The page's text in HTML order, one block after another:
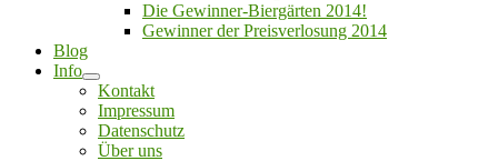
Die Gewinner-Biergärten 2014!
Gewinner der Preisverlosung 2014
Blog
Info
Kontakt
Impressum
Datenschutz
Über uns